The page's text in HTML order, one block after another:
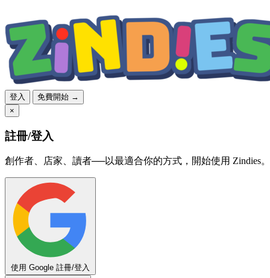
登入
免費開始 →
×
註冊/登入
創作者、店家、讀者──以最適合你的方式，開始使用 Zindies。
使用 Google 註冊/登入